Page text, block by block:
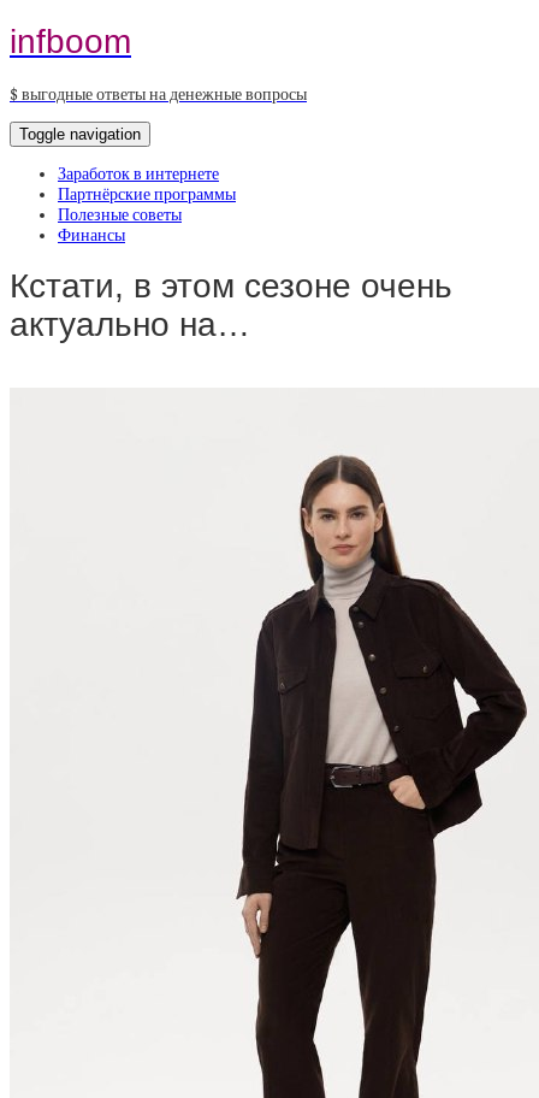
infboom
$ выгодные ответы на денежные вопросы
Toggle navigation
Заработок в интернете
Партнёрские программы
Полезные советы
Финансы
Кстати, в этом сезоне очень
актуально на…